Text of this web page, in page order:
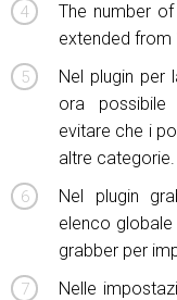
The number
extended from
Nel plugin per
ora possibile
evitare che i
altre categorie.
Nel plugin
elenco
grabber per
Nelle